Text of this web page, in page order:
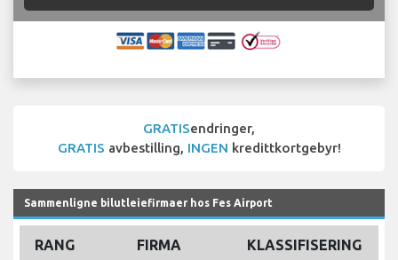
GRATISendringer,
GRATIS avbestilling, INGEN kredittkortgebyr!
Sammenligne bilutleiefirmaer hos Fes Airport
RANG FIRMA KLASSIFISERING